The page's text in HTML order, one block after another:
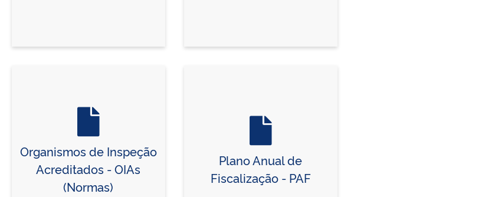
Organismos de Inspeção
Acreditados - OIAs
(Normas)
Plano Anual de
Fiscalização - PAF